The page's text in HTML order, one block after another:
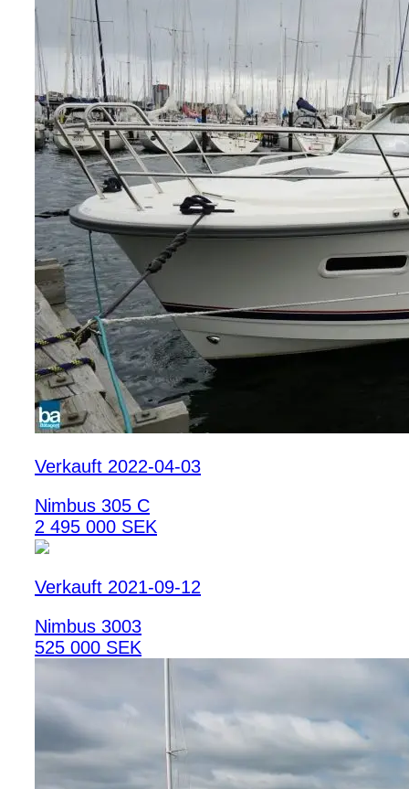
Verkauft 2022-04-03
Nimbus 305 C
2 495 000 SEK
Verkauft 2021-09-12
Nimbus 3003
525 000 SEK